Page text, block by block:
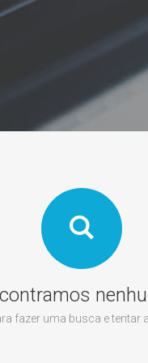
fazer uma busca e tentar